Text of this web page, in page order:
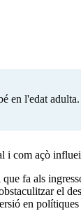
en l'edat
i com açò
fa als
el
en